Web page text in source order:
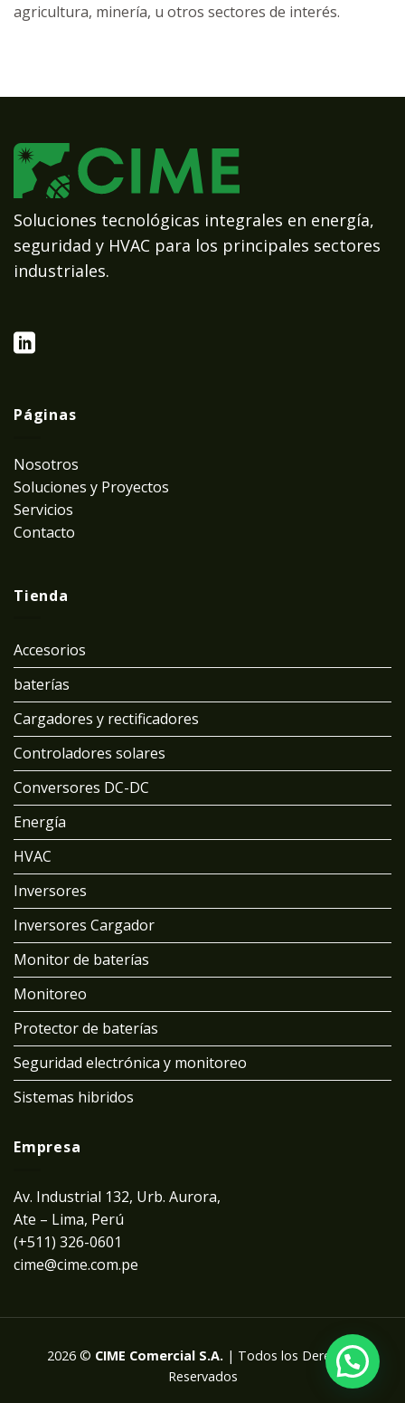
agricultura, minería, u otros sectores de interés.
Soluciones tecnológicas integrales en energía,
seguridad y HVAC para los principales sectores
industriales.
Páginas
Nosotros
Soluciones y Proyectos
Servicios
Contacto
Tienda
Accesorios
baterías
Cargadores y rectificadores
Controladores solares
Conversores DC-DC
Energía
HVAC
Inversores
Inversores Cargador
Monitor de baterías
Monitoreo
Protector de baterías
Seguridad electrónica y monitoreo
Sistemas hibridos
Empresa
Av. Industrial 132, Urb. Aurora,
Ate – Lima, Perú
(+511) 326-0601
cime@cime.com.pe
2026 © CIME Comercial S.A. | Todos los Derechos
Reservados